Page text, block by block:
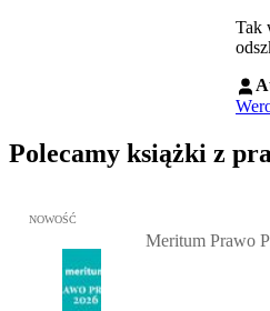
Tak
Polecamy książki z
Przejdź do: Meritum Prawo Pracy
NOWOŚĆ
Meritum Prawo